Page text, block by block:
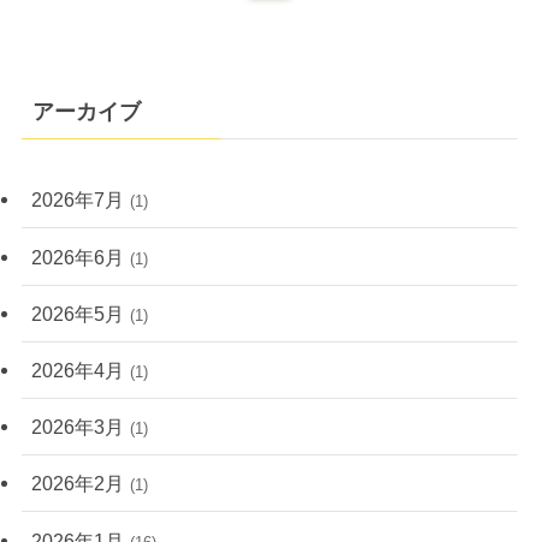
アーカイブ
2026年7月 (1)
2026年6月 (1)
2026年5月 (1)
2026年4月 (1)
2026年3月 (1)
2026年2月 (1)